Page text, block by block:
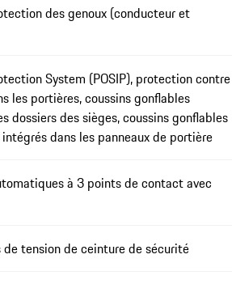
des genoux (conducteur et
System (POSIP), protection contre
les portières, coussins gonflables
dossiers des sièges, coussins gonflables
dans les panneaux de portière
à 3 points de contact avec
tension de ceinture de sécurité